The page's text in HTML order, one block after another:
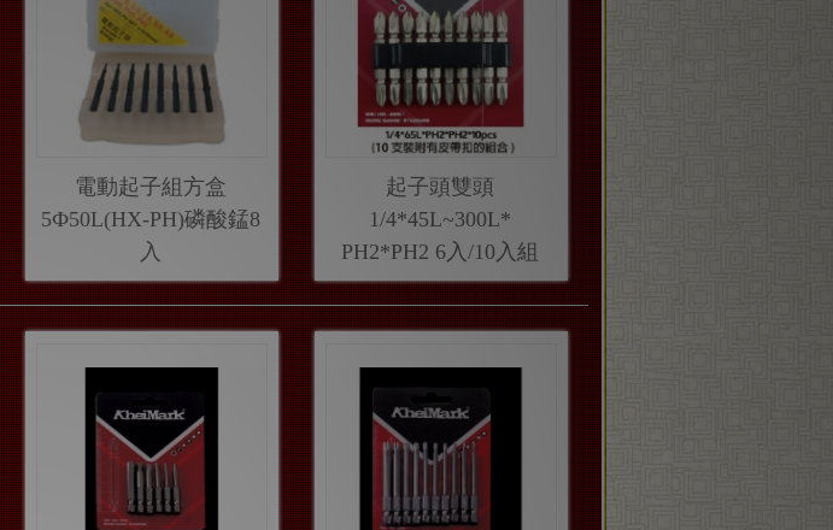
電動起子組方盒
5Ф50L(HX-PH)磷酸錳8
入
起子頭雙頭
1/4*45L~300L*
PH2*PH2 6入/10入組